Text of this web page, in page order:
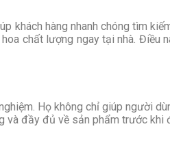
khách hàng nhanh chóng tìm
chất lượng ngay tại nhà.
Họ không chỉ giúp người
và đầy đủ về sản phẩm trước khi